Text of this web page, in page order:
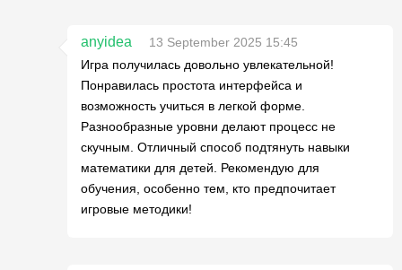
anyidea
13 September 2025 15:45
Игра получилась довольно увлекательной!
Понравилась простота интерфейса и
возможность учиться в легкой форме.
Разнообразные уровни делают процесс не
скучным. Отличный способ подтянуть навыки
математики для детей. Рекомендую для
обучения, особенно тем, кто предпочитает
игровые методики!